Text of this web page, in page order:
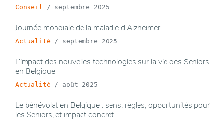
Conseil / septembre 2025
Journée mondiale de la maladie d'Alzheimer
Actualité / septembre 2025
L’impact des nouvelles technologies sur la vie des Seniors
en Belgique
Actualité / août 2025
Le bénévolat en Belgique : sens, règles, opportunités pour
les Seniors, et impact concret